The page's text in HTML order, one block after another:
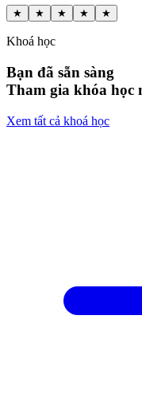
★ ★ ★ ★ ★
Khoá học
Bạn đã sẵn sàng
Tham gia khóa học
Xem tất cả khoá học